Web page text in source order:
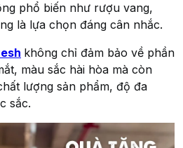
phổ biến như rượu vang,
là lựa chọn đáng cân nhắc.
không chỉ đảm bảo về phần
màu sắc hài hòa mà còn
lượng sản phẩm, độ đa
sắc.